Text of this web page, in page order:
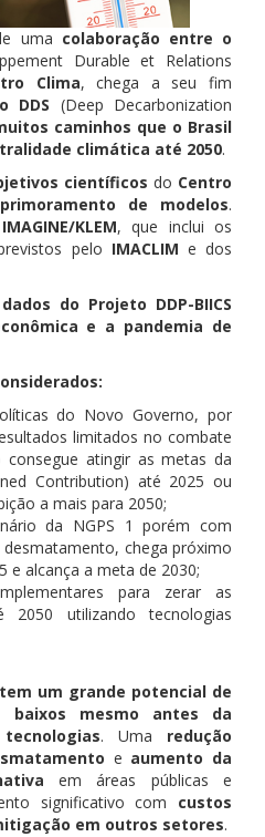
uma colaboração entre o
Durable et Relations
Clima, chega a seu fim
DDS (Deep Decarbonization
caminhos que o Brasil
climática até 2050.
científicos do Centro
de modelos.
IMAGINE/KLEM, que inclui os
pelo IMACLIM e dos
do Projeto DDP-BIICS
e a pandemia de
do Novo Governo, por
limitados no combate
atingir as metas da
Contribution) até 2025 ou
a mais para 2050;
da NGPS 1 porém com
chega próximo
e alcança a meta de 2030;
para zerar as
2050 utilizando tecnologias
um grande potencial de
baixos mesmo antes da
. Uma redução
e aumento da
em áreas públicas e
significativo com custos
em outros setores.